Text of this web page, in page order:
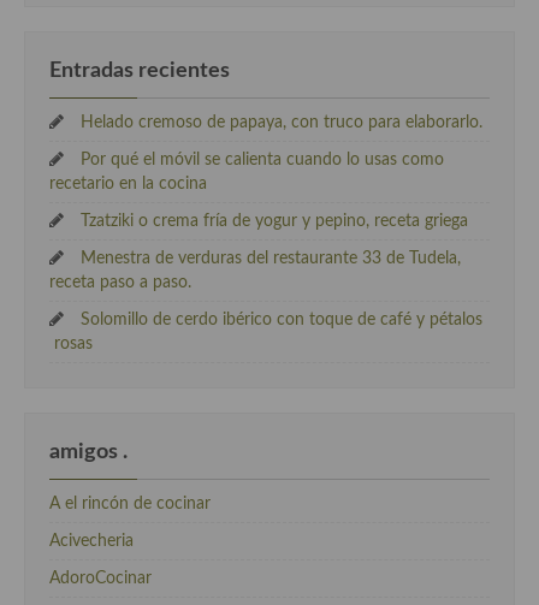
Entradas recientes
Helado cremoso de papaya, con truco para elaborarlo.
Por qué el móvil se calienta cuando lo usas como
recetario en la cocina
Tzatziki o crema fría de yogur y pepino, receta griega
Menestra de verduras del restaurante 33 de Tudela,
receta paso a paso.
Solomillo de cerdo ibérico con toque de café y pétalos
rosas
amigos .
A el rincón de cocinar
Acivecheria
AdoroCocinar